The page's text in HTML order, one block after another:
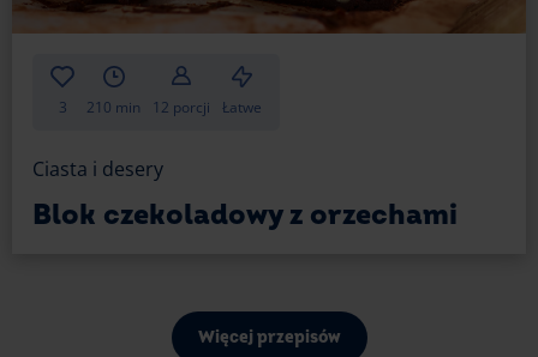
3 210 min 12 porcji Łatwe
Ciasta i desery
Blok czekoladowy z orzechami
Więcej przepisów